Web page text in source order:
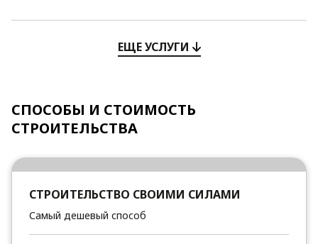
ЕЩЕ УСЛУГИ
СПОСОБЫ И СТОИМОСТЬ
СТРОИТЕЛЬСТВА
СТРОИТЕЛЬСТВО СВОИМИ СИЛАМИ
Самый дешевый способ